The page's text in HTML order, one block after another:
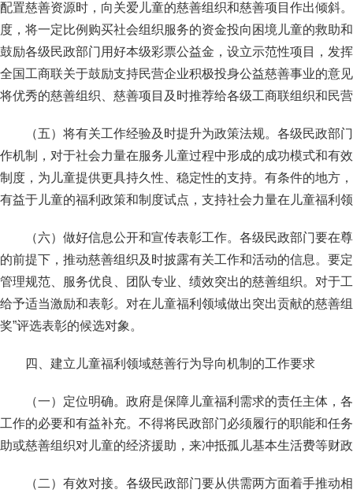
配置慈善资源时，向关爱儿童的慈善组织和慈善项目作出倾斜
度，将一定比例购买社会组织服务的资金投向困境儿童的救助
鼓励各级民政部门用好本级彩票公益金，设立示范性项目，发
全国工商联关于鼓励支持民营企业积极投身公益慈善事业的意
将优秀的慈善组织、慈善项目及时推荐给各级工商联组织和民
（五）将有关工作经验及时提升为政策法规。各级民政部
作机制，对于社会力量在服务儿童过程中形成的成功模式和有
制度，为儿童提供更具持久性、稳定性的支持。有条件的地方
有益于儿童的福利政策和制度试点，支持社会力量在儿童福利
（六）做好信息公开和宣传表彰工作。各级民政部门要在
的前提下，推动慈善组织及时披露有关工作和活动的信息。要
管理规范、服务优良、团队专业、绩效突出的慈善组织。对于
给予适当激励和表彰。对在儿童福利领域做出突出贡献的慈善
奖”评选表彰的候选对象。
四、建立儿童福利领域慈善行为导向机制的工作要求
（一）定位明确。政府是保障儿童福利需求的责任主体，
工作的必要和有益补充。不得将民政部门必须履行的职能和任
助或慈善组织对儿童的经济援助，来冲抵孤儿基本生活费等财
（二）有效对接。各级民政部门要从供需两方面着手推动